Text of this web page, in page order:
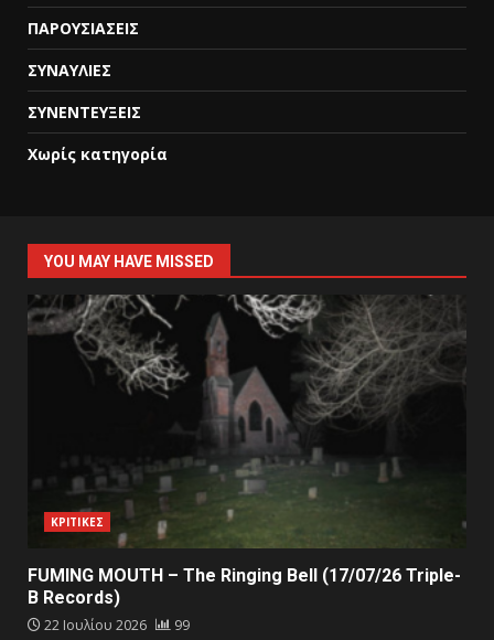
ΠΑΡΟΥΣΙΑΣΕΙΣ
ΣΥΝΑΥΛΙΕΣ
ΣΥΝΕΝΤΕΥΞΕΙΣ
Χωρίς κατηγορία
YOU MAY HAVE MISSED
ΚΡΙΤΙΚΕΣ
FUMING MOUTH – The Ringing Bell (17/07/26 Triple-
B Records)
22 Ιουλίου 2026 99